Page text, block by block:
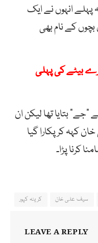
کہ پہلے انہوں نے ایک
کے نام بھی
بیٹے کی پہلی
“جے” بتایا تھا لیکن ان
کہہ کر پکارا گیا
کرنا پڑا۔
سیف علی خان کرینہ کپور
LEAVE A REPLY